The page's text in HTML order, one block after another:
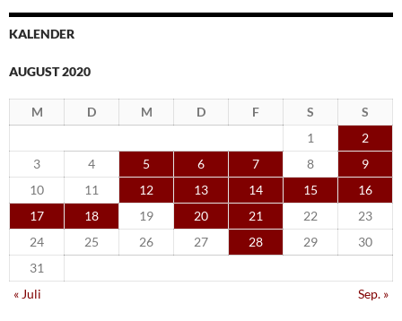
KALENDER
AUGUST 2020
M D M D F S
S
1
2
3
4 5 6 7 8
9
10
11 12 13 14 15
16
17
18 19 20 21 22
23
24
25 26 27 28 29
30
31
« Juli
Sep. »